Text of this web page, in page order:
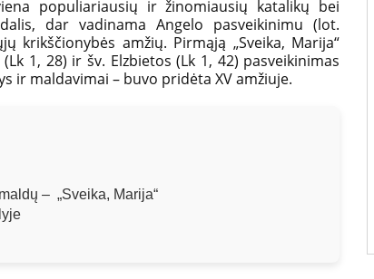
populiariausių ir žinomiausių katalikų bei
dar vadinama Angelo pasveikinimu (lot.
krikščionybės amžių. Pirmąją „Sveika, Marija“
1, 28) ir šv. Elzbietos (Lk 1, 42) pasveikinimas
ir maldavimai – buvo pridėta XV amžiuje.
– „Sveika, Marija“